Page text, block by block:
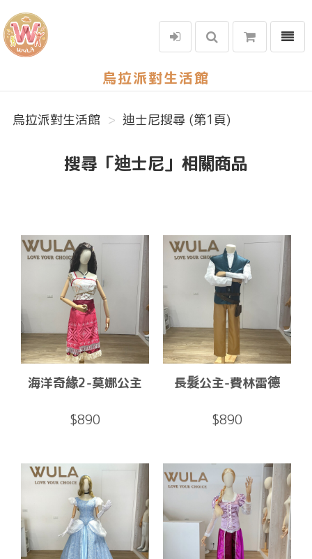
烏拉派對生活館
選單
烏拉派對生活館 迪士尼搜尋 (第1頁)
搜尋「迪士尼」相關商品
海洋奇緣2-莫娜公主
$890
長髮公主-費林雷德
$890